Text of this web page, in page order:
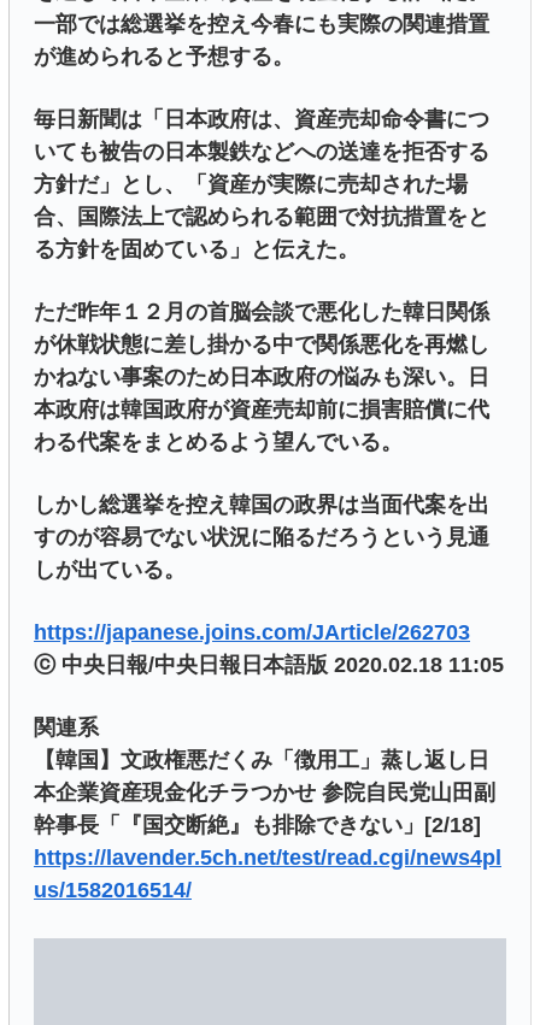
一部では総選挙を控え今春にも実際の関連措置
が進められると予想する。
毎日新聞は「日本政府は、資産売却命令書につ
いても被告の日本製鉄などへの送達を拒否する
方針だ」とし、「資産が実際に売却された場
合、国際法上で認められる範囲で対抗措置をと
る方針を固めている」と伝えた。
ただ昨年１２月の首脳会談で悪化した韓日関係
が休戦状態に差し掛かる中で関係悪化を再燃し
かねない事案のため日本政府の悩みも深い。日
本政府は韓国政府が資産売却前に損害賠償に代
わる代案をまとめるよう望んでいる。
しかし総選挙を控え韓国の政界は当面代案を出
すのが容易でない状況に陥るだろうという見通
しが出ている。
https://japanese.joins.com/JArticle/262703
ⓒ 中央日報/中央日報日本語版 2020.02.18 11:05
関連系
【韓国】文政権悪だくみ「徴用工」蒸し返し日
本企業資産現金化チラつかせ 参院自民党山田副
幹事長「『国交断絶』も排除できない」[2/18]
https://lavender.5ch.net/test/read.cgi/news4pl
us/1582016514/